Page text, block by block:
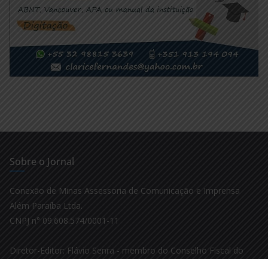
Sobre o Jornal
Conexão de Minas Assessoria de Comunicação e Imprensa
Além Paraíba Ltda.
CNPJ n° 09.608.574/0001-11
Diretor-Editor: Flávio Senra - membro do Conselho Fiscal do